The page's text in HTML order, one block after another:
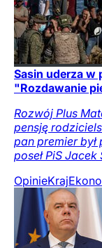
Sasin uderza w
"Rozdawanie
Rozwój Plus
pensję
pan premier
poseł PiS Jacek
OpinieKraj